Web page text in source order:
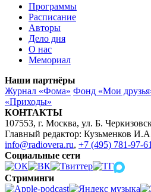
Программы
Расписание
Авторы
Дело дня
О нас
Мемориал
Наши партнёры
Журнал «Фома» Фонд «Мои
«Приходы»
КОНТАКТЫ
107553, г. Москва, ул. Б.
Главный редактор: Кузьменков
info@radiovera.ru, +7 (495) 781-97-
Социальные сети
Стриминги